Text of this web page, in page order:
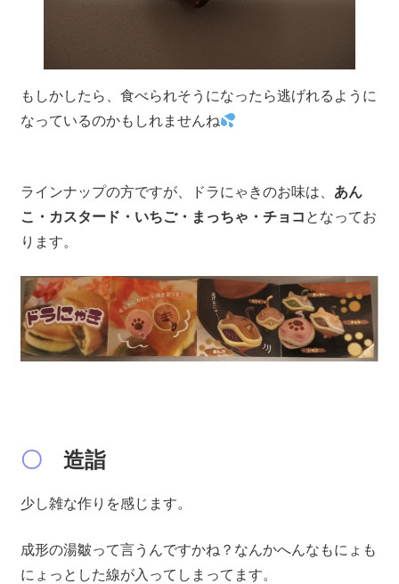
もしかしたら、食べられそうになったら逃げれるように
なっているのかもしれませんね
ラインナップの方ですが、ドラにゃきのお味は、 あん
こ・カスタード・いちご・まっちゃ・チョコ となってお
ります。
〇造詣
少し雑な作りを感じます。
成形の湯皺って言うんですかね？なんかへんなもにょも
にょっとした線が入ってしまってます。